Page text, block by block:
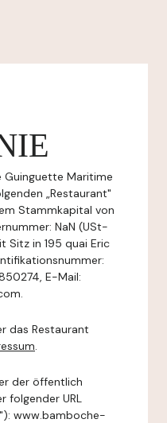
Guinguette Maritime
„Restaurant"
Stammkapital von
NaN (USt-
Sitz in 195 quai Eric
E-Mail:
das Restaurant
.
der öffentlich
folgender URL
www.bamboche-